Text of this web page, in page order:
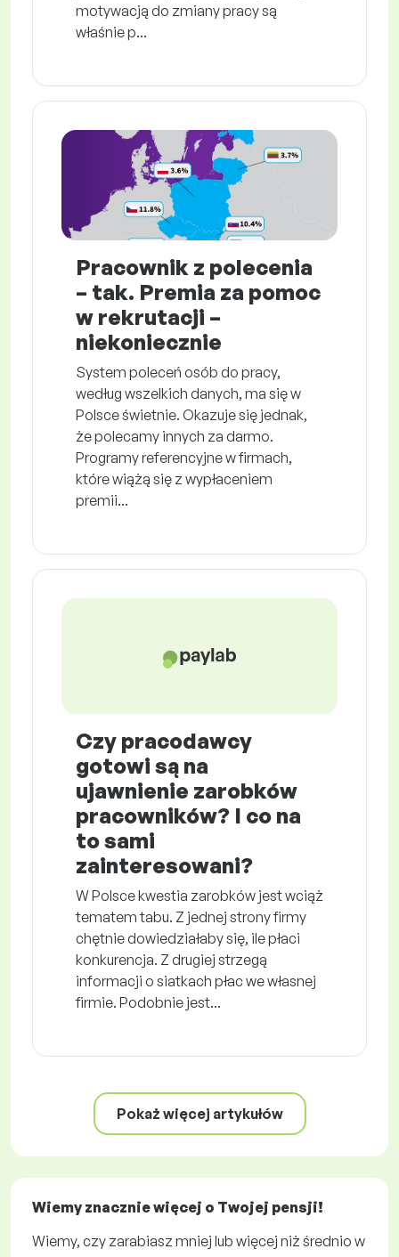
motywacją do zmiany pracy są
właśnie p...
Pracownik z polecenia
– tak. Premia za pomoc
w rekrutacji –
niekoniecznie
System poleceń osób do pracy,
według wszelkich danych, ma się w
Polsce świetnie. Okazuje się jednak,
że polecamy innych za darmo.
Programy referencyjne w firmach,
które wiążą się z wypłaceniem
premii...
Czy pracodawcy
gotowi są na
ujawnienie zarobków
pracowników? I co na
to sami
zainteresowani?
W Polsce kwestia zarobków jest wciąż
tematem tabu. Z jednej strony firmy
chętnie dowiedziałaby się, ile płaci
konkurencja. Z drugiej strzegą
informacji o siatkach płac we własnej
firmie. Podobnie jest...
Pokaż więcej artykułów
Wiemy znacznie więcej o Twojej pensji!
Wiemy, czy zarabiasz mniej lub więcej niż średnio w